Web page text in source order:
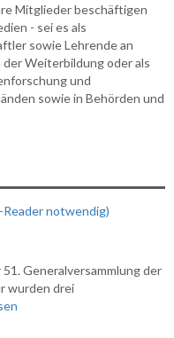
Mitglieder beschäftigen
- sei es als
sowie Lehrende an
Weiterbildung oder als
und
sowie in Behörden und
Reader notwendig)
51. Generalversammlung der
wurden drei